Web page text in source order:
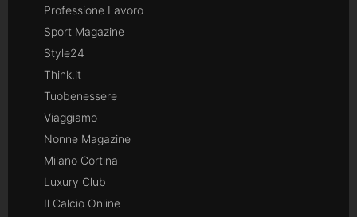
Professione Lavoro
Sport Magazine
Style24
Think.it
Tuobenessere
Viaggiamo
Nonne Magazine
Milano Cortina
Luxury Club
Il Calcio Online